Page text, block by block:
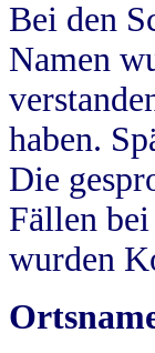
Bei den
Namen
haben.
Die
Fällen
wurden